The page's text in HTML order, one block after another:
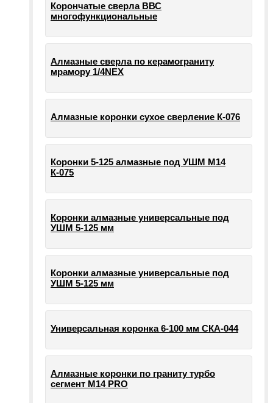
Корончатые сверла ВВС
многофункциональные
Алмазные сверла по керамограниту
мрамору 1/4NEX
Алмазные коронки сухое сверление К-076
Коронки 5-125 алмазные под УШМ М14
К-075
Коронки алмазные универсальные под
УШМ 5-125 мм
Коронки алмазные универсальные под
УШМ 5-125 мм
Универсальная коронка 6-100 мм СКА-044
Алмазные коронки по граниту турбо
сегмент М14 PRO